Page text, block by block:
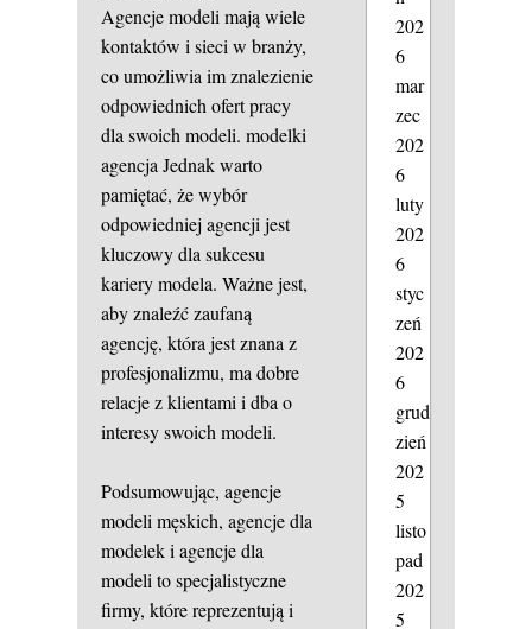
Agencje modeli mają wiele
kontaktów i sieci w branży,
co umożliwia im znalezienie
odpowiednich ofert pracy
dla swoich modeli. modelki
agencja Jednak warto
pamiętać, że wybór
odpowiedniej agencji jest
kluczowy dla sukcesu
kariery modela. Ważne jest,
aby znaleźć zaufaną
agencję, która jest znana z
profesjonalizmu, ma dobre
relacje z klientami i dba o
interesy swoich modeli.
Podsumowując, agencje
modeli męskich, agencje dla
modelek i agencje dla
modeli to specjalistyczne
firmy, które reprezentują i
202
6
mar
zec
202
6
luty
202
6
styc
zeń
202
6
grud
zień
202
5
listo
pad
202
5